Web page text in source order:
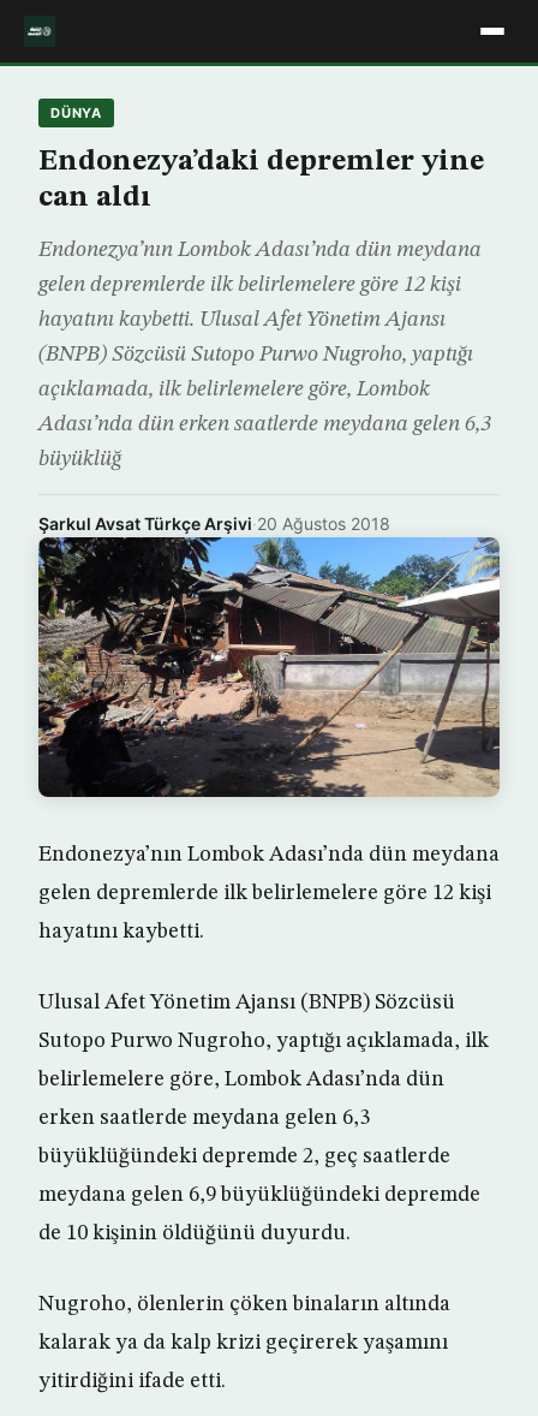
DÜNYA
Endonezya’daki depremler yine
can aldı
Endonezya’nın Lombok Adası’nda dün meydana
gelen depremlerde ilk belirlemelere göre 12 kişi
hayatını kaybetti. Ulusal Afet Yönetim Ajansı
(BNPB) Sözcüsü Sutopo Purwo Nugroho, yaptığı
açıklamada, ilk belirlemelere göre, Lombok
Adası’nda dün erken saatlerde meydana gelen 6,3
büyüklüğ
Şarkul Avsat Türkçe Arşivi·20 Ağustos 2018
Endonezya’nın Lombok Adası’nda dün meydana
gelen depremlerde ilk belirlemelere göre 12 kişi
hayatını kaybetti.
Ulusal Afet Yönetim Ajansı (BNPB) Sözcüsü
Sutopo Purwo Nugroho, yaptığı açıklamada, ilk
belirlemelere göre, Lombok Adası’nda dün
erken saatlerde meydana gelen 6,3
büyüklüğündeki depremde 2, geç saatlerde
meydana gelen 6,9 büyüklüğündeki depremde
de 10 kişinin öldüğünü duyurdu.
Nugroho, ölenlerin çöken binaların altında
kalarak ya da kalp krizi geçirerek yaşamını
yitirdiğini ifade etti.